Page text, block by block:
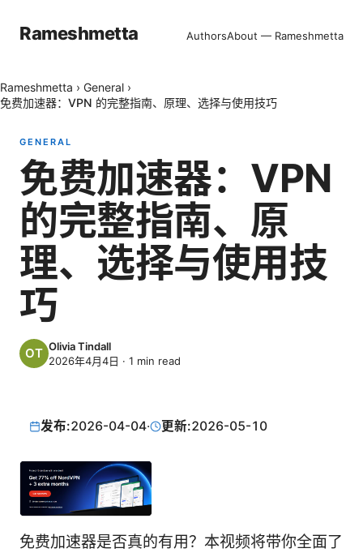
Rameshmetta AuthorsAbout — Rameshmetta
Rameshmetta › General ›
免费加速器：VPN 的完整指南、原理、选择与使用技巧
GENERAL
免费加速器：VPN
的完整指南、原
理、选择与使用技
巧
Olivia Tindall
2026年4月4日 · 1 min read
发布:2026-04-04· 更新:2026-05-10
免费加速器是否真的有用？本视频将带你全面了